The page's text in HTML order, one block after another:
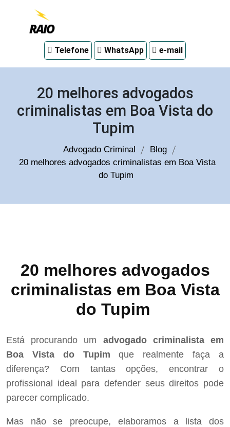
em
Telefone WhatsApp e-mail
20 melhores advogados
criminalistas em Boa Vista do
Tupim
Advogado Criminal
Blog
20 melhores advogados criminalistas em Boa Vista
do Tupim
20 melhores advogados
criminalistas em Boa Vista
do Tupim
Está procurando um advogado criminalista em
Boa Vista do Tupim que realmente faça a
diferença? Com tantas opções, encontrar o
profissional ideal para defender seus direitos pode
parecer complicado.
Mas não se preocupe, elaboramos a lista dos